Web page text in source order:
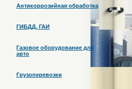
Антикоррозийная обработка
ГИБДД, ГАИ
Газовое оборудование для
авто
Грузоперевозки